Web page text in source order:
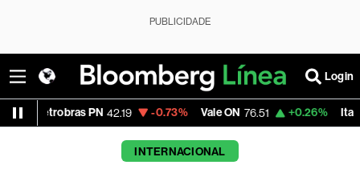
PUBLICIDADE
Login
-0.73% Vale ON 76.51 +0.26% Itaú PN 42.93
INTERNACIONAL